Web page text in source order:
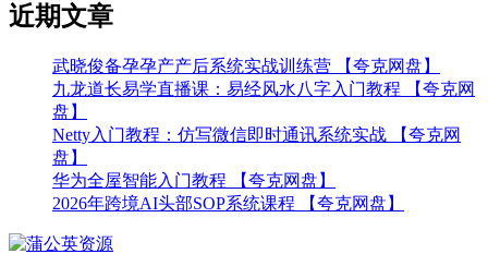
近期文章
武晓俊备孕孕产产后系统实战训练营 【夸克网盘】
九龙道长易学直播课：易经风水八字入门教程 【夸克网
盘】
Netty入门教程：仿写微信即时通讯系统实战 【夸克网
盘】
华为全屋智能入门教程 【夸克网盘】
2026年跨境AI头部SOP系统课程 【夸克网盘】